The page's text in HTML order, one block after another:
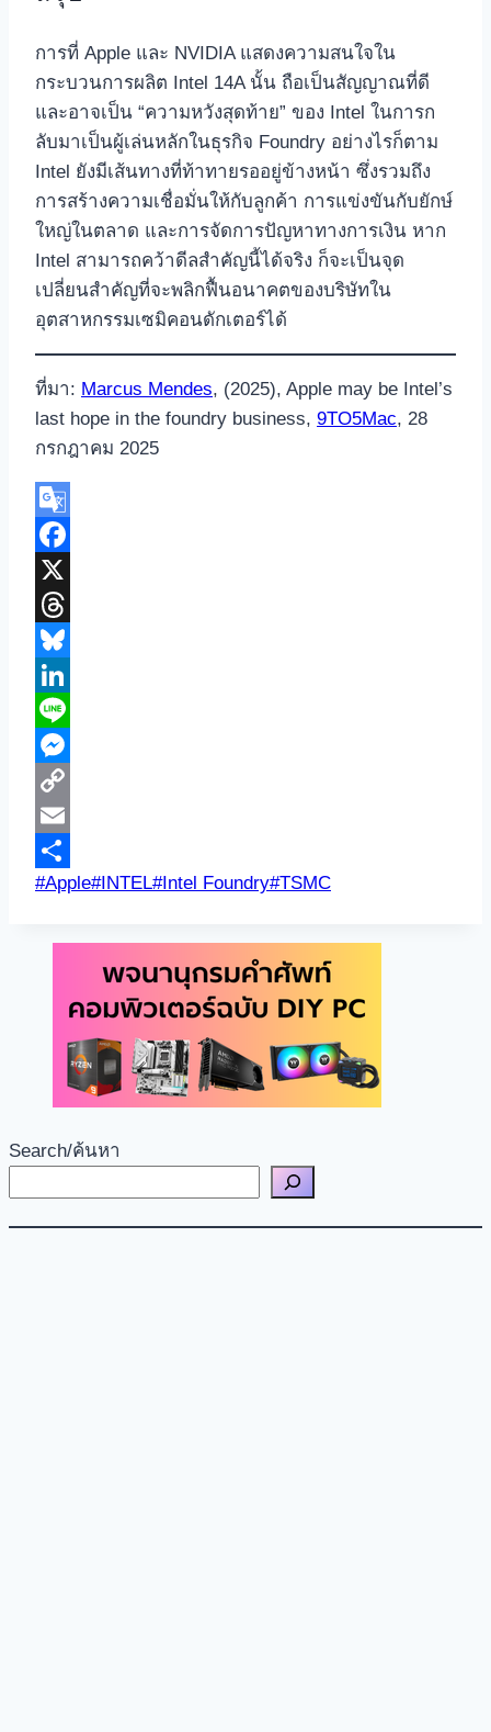
การที่ Apple และ NVIDIA แสดงความสนใจใน
กระบวนการผลิต Intel 14A นั้น ถือเป็นสัญญาณที่ดี
และอาจเป็น “ความหวังสุดท้าย” ของ Intel ในการก
ลับมาเป็นผู้เล่นหลักในธุรกิจ Foundry อย่างไรก็ตาม
Intel ยังมีเส้นทางที่ท้าทายรออยู่ข้างหน้า ซึ่งรวมถึง
การสร้างความเชื่อมั่นให้กับลูกค้า การแข่งขันกับยักษ์
ใหญ่ในตลาด และการจัดการปัญหาทางการเงิน หาก
Intel สามารถคว้าดีลสำคัญนี้ได้จริง ก็จะเป็นจุด
เปลี่ยนสำคัญที่จะพลิกฟื้นอนาคตของบริษัทใน
อุตสาหกรรมเซมิคอนดักเตอร์ได้
ที่มา: Marcus Mendes, (2025), Apple may be Intel’s
last hope in the foundry business, 9TO5Mac, 28
กรกฎาคม 2025
Google
Translate
Facebook
X
Threads
Bluesky
LinkedIn
Line
Messenger
Copy
Link
Email
Share
Post
#Apple#INTEL#Intel Foundry#TSMC
Search/ค้นหา